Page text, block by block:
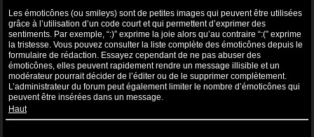
Les émoticônes (ou smileys) sont de petites images qui peuvent être utilisées
grâce à l’utilisation d’un code court et qui permettent d’exprimer des
sentiments. Par exemple, “:)” exprime la joie alors qu’au contraire “:(” exprime
la tristesse. Vous pouvez consulter la liste complète des émoticônes depuis le
formulaire de rédaction. Essayez cependant de ne pas abuser des
émoticônes, elles peuvent rapidement rendre un message illisible et un
modérateur pourrait décider de l’éditer ou de le supprimer complètement.
L’administrateur du forum peut également limiter le nombre d’émoticônes qui
peuvent être insérées dans un message.
Haut